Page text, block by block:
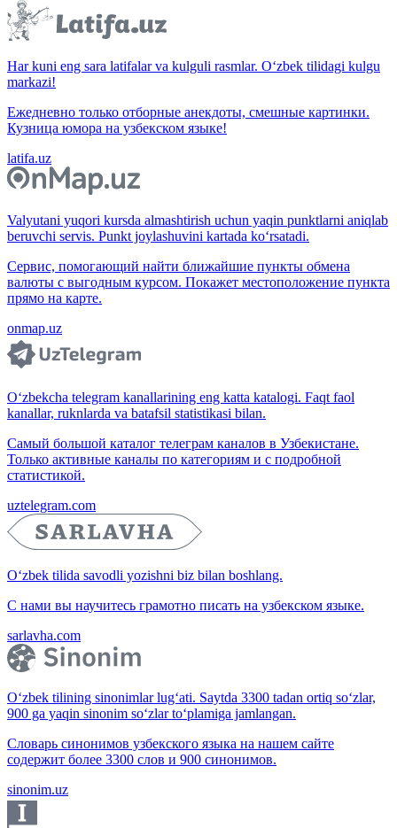
Har kuni eng sara latifalar va kulguli rasmlar. O‘zbek tilidagi kulgu
markazi!
Ежедневно только отборные анекдоты, смешные картинки.
Кузница юмора на узбекском языке!
latifa.uz
Valyutani yuqori kursda almashtirish uchun yaqin punktlarni aniqlab
beruvchi servis. Punkt joylashuvini kartada ko‘rsatadi.
Сервис, помогающий найти ближайшие пункты обмена
валюты с выгодным курсом. Покажет местоположение пункта
прямо на карте.
onmap.uz
O‘zbekcha telegram kanallarining eng katta katalogi. Faqt faol
kanallar, ruknlarda va batafsil statistikasi bilan.
Самый большой каталог телеграм каналов в Узбекистане.
Только активные каналы по категориям и с подробной
статистикой.
uztelegram.com
O‘zbek tilida savodli yozishni biz bilan boshlang.
С нами вы научитесь грамотно писать на узбекском языке.
sarlavha.com
O‘zbek tilining sinonimlar lug‘ati. Saytda 3300 tadan ortiq so‘zlar,
900 ga yaqin sinonim so‘zlar to‘plamiga jamlangan.
Словарь синонимов узбекского языка на нашем сайте
содержит более 3300 слов и 900 синонимов.
sinonim.uz